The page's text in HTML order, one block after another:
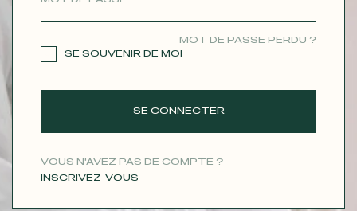
MOT DE PASSE PERDU ?
SE SOUVENIR DE MOI
SE CONNECTER
VOUS N'AVEZ PAS DE COMPTE ?
INSCRIVEZ-VOUS